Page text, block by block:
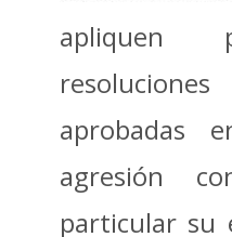
apliquen
aprobadas
agresión
particular su